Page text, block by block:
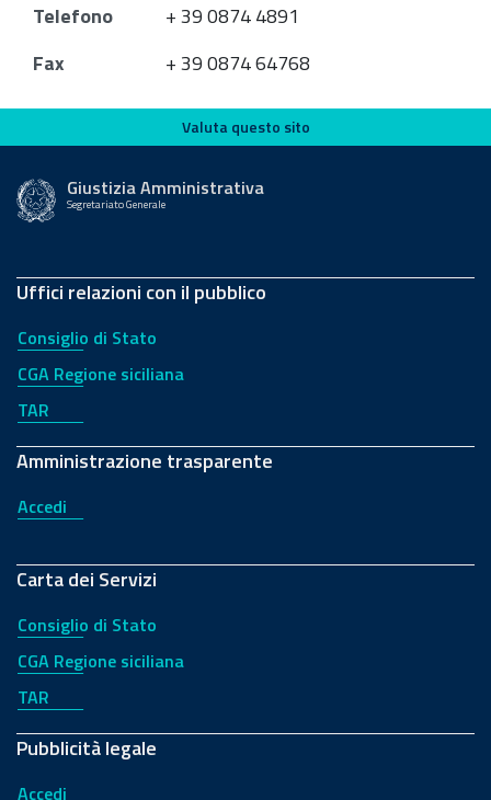
Telefono
+ 39 0874 4891
Fax
+ 39 0874 64768
Valuta questo sito
Valuta questo sito
Giustizia Amministrativa
Segretariato Generale
Uffici relazioni con il pubblico
Consiglio di Stato
CGA Regione siciliana
TAR
Amministrazione trasparente
Accedi
Carta dei Servizi
Consiglio di Stato
CGA Regione siciliana
TAR
Pubblicità legale
Accedi